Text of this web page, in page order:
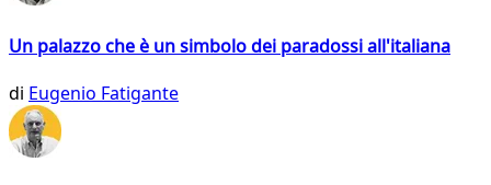
Un palazzo che è un simbolo dei paradossi all'italiana
di Eugenio Fatigante